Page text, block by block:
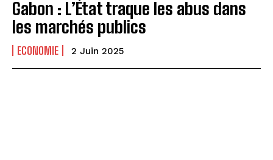
Gabon : L’État traque les abus dans
les marchés publics
ECONOMIE 2 Juin 2025